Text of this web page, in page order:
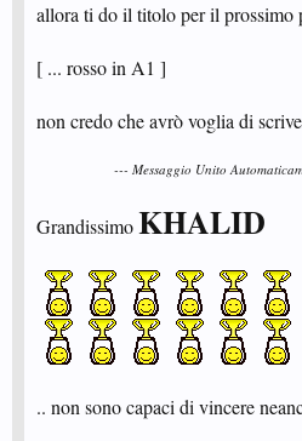
allora ti do il titolo per il prossimo
[ ... rosso in A1 ]
non credo che avrò voglia di
--- Messaggio Unito
GrandissimoKHALID
.. non sono capaci di vincere